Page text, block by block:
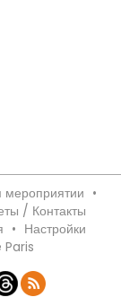
•
/ Контакты
• Настройки